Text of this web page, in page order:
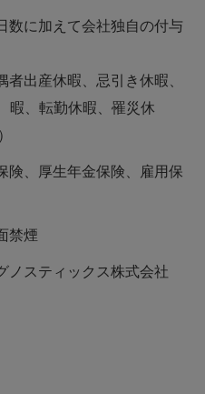
数に加えて会社独自の付与
出産休暇、忌引き休暇、
暇、転勤休暇、罹災休
険、厚生年金保険、雇用保
禁煙
ノスティックス株式会社